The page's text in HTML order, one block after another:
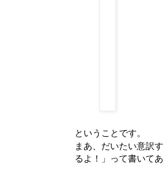
ということです。
まあ、だいたい意訳
るよ！」って書いてあ